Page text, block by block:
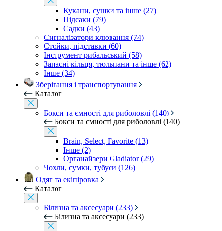
Кукани, сушки та інше (27)
Підсаки (79)
Садки (43)
Сигналізатори клювання (74)
Стойки, підставки (60)
Інструмент рибальський (58)
Запасні кільця, тюльпани та інше (62)
Інше (34)
Зберігання і транспортування
Каталог
Бокси та ємності для риболовлі (140)
Бокси та ємності для риболовлі (140)
Brain, Select, Favorite (13)
Інше (2)
Органайзери Gladiator (29)
Чохли, сумки, тубуси (126)
Одяг та екіпіровка
Каталог
Білизна та аксесуари (233)
Білизна та аксесуари (233)